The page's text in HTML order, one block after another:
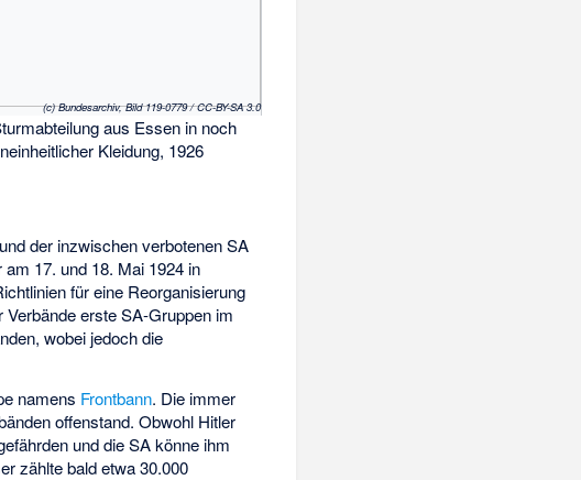
(c) Bundesarchiv, Bild 119-0779 / CC-BY-SA 3.0
aus Essen in noch
Kleidung, 1926
der inzwischen verbotenen SA
17. und 18. Mai 1924 in
für eine Reorganisierung
erste SA-Gruppen im
wobei jedoch die
namens Frontbann. Die immer
offenstand. Obwohl Hitler
und die SA könne ihm
zählte bald etwa 30.000